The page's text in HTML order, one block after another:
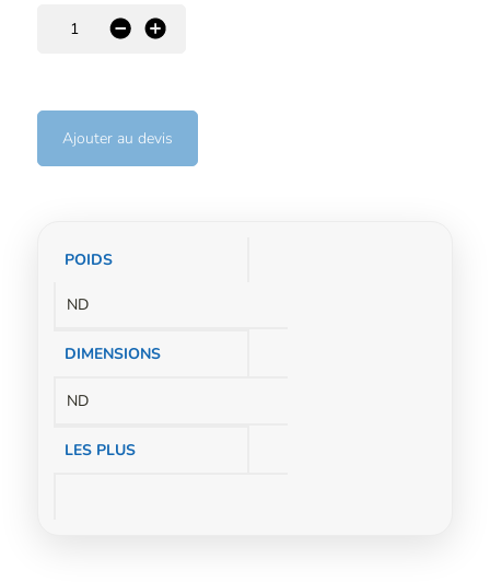
+
-
Ajouter au devis
Informations
POIDS
ND
DIMENSIONS
ND
LES PLUS